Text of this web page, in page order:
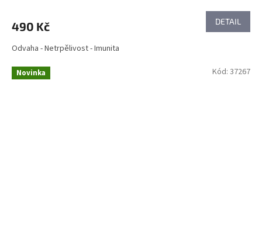
490 Kč DETAIL
Odvaha - Netrpělivost - Imunita
Novinka Kód: 37267